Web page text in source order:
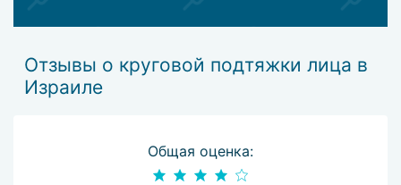
Отзывы о круговой подтяжки лица в
Израиле
Общая оценка: